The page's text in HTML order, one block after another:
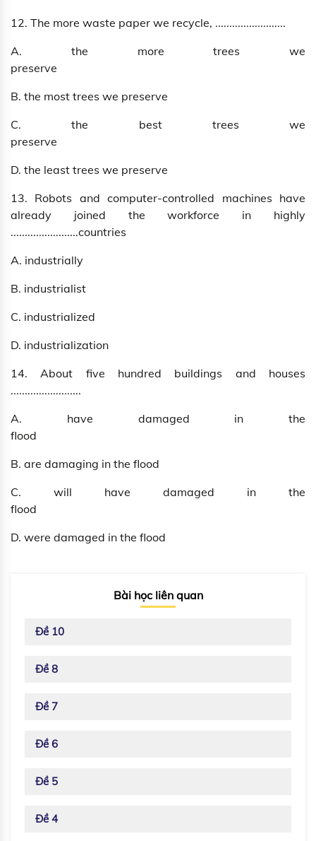
12. The more waste paper we recycle, .........................
A. the more trees we
preserve
B. the most trees we preserve
C. the best trees we
preserve
D. the least trees we preserve
13. Robots and computer-controlled machines have
already joined the workforce in highly
........................countries
A. industrially
B. industrialist
C. industrialized
D. industrialization
14. About five hundred buildings and houses
.........................
A. have damaged in the
flood
B. are damaging in the flood
C. will have damaged in the
flood
D. were damaged in the flood
Bài học liên quan
Đề 10
Đề 8
Đề 7
Đề 6
Đề 5
Đề 4